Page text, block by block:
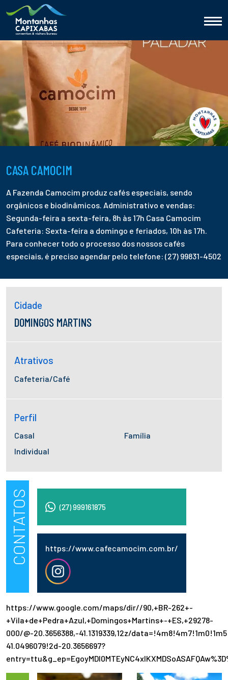
CASA CAMOCIM
A Fazenda Camocim produz cafés especiais, sendo
orgânicos e biodinâmicos. Administrativo e vendas:
Segunda-feira a sexta-feira, 8h às 17h Casa Camocim
Cafeteria: Sexta-feira a domingo e feriados, 10h às 17h.
Para conhecer todo o processo dos nossos cafés
especiais, é preciso agendar pelo telefone: (27) 99831-4502
Cidade
DOMINGOS MARTINS
Atrativos
Cafeteria/Café
Perfil
Casal
Família
Individual
CONTATOS (27) 999161875
https://www.cafecamocim.com.br/
https://www.google.com/maps/dir//90,+BR-262+-
+Vila+de+Pedra+Azul,+Domingos+Martins+-+ES,+29278-
000/@-20.3656388,-41.1319339,12z/
41.0496079!2d-20.3656697?